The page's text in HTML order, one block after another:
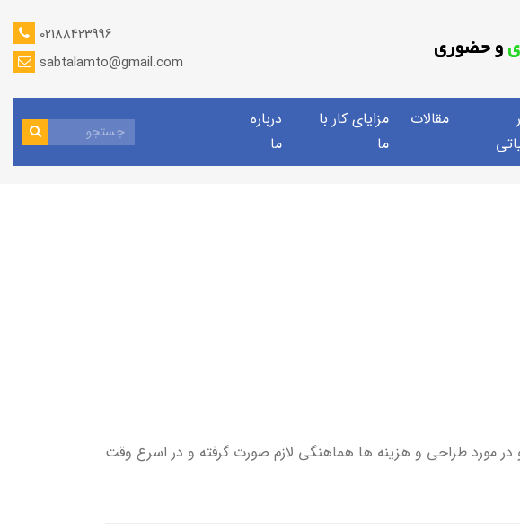
و حضوری
02188423996
sabtalamto@gmail.com
مقالات
مزایای کار با
ما
درباره
ما
در مورد طراحی و هزینه ها هماهنگی لازم صورت گرفته و در اسرع وقت